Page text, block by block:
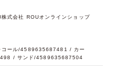
式会社 ROUオンラインショップ
コール/4589635687481 / カー
/ サンド/4589635687504